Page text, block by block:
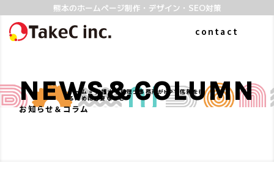
熊本のホームページ制作・デザイン・SEO対策
contact
NEWS&COLUMN
お知らせ＆コラム
ホーム»弁護士や税理士事務所がHPで信頼を得
るために必要なこと